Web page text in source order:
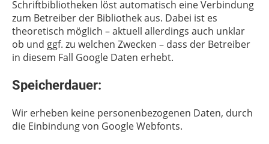
Schriftbibliotheken löst automatisch eine Verbindung
zum Betreiber der Bibliothek aus. Dabei ist es
theoretisch möglich – aktuell allerdings auch unklar
ob und ggf. zu welchen Zwecken – dass der Betreiber
in diesem Fall Google Daten erhebt.
Speicherdauer:
Wir erheben keine personenbezogenen Daten, durch
die Einbindung von Google Webfonts.